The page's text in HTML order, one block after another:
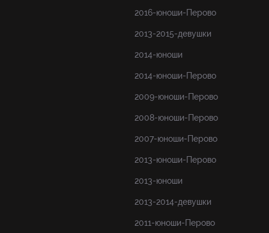
2016-юноши-Перово
2013-2015-девушки
2014-юноши
2014-юноши-Перово
2009-юноши-Перово
2008-юноши-Перово
2007-юноши-Перово
2013-юноши-Перово
2013-юноши
2013-2014-девушки
2011-юноши-Перово